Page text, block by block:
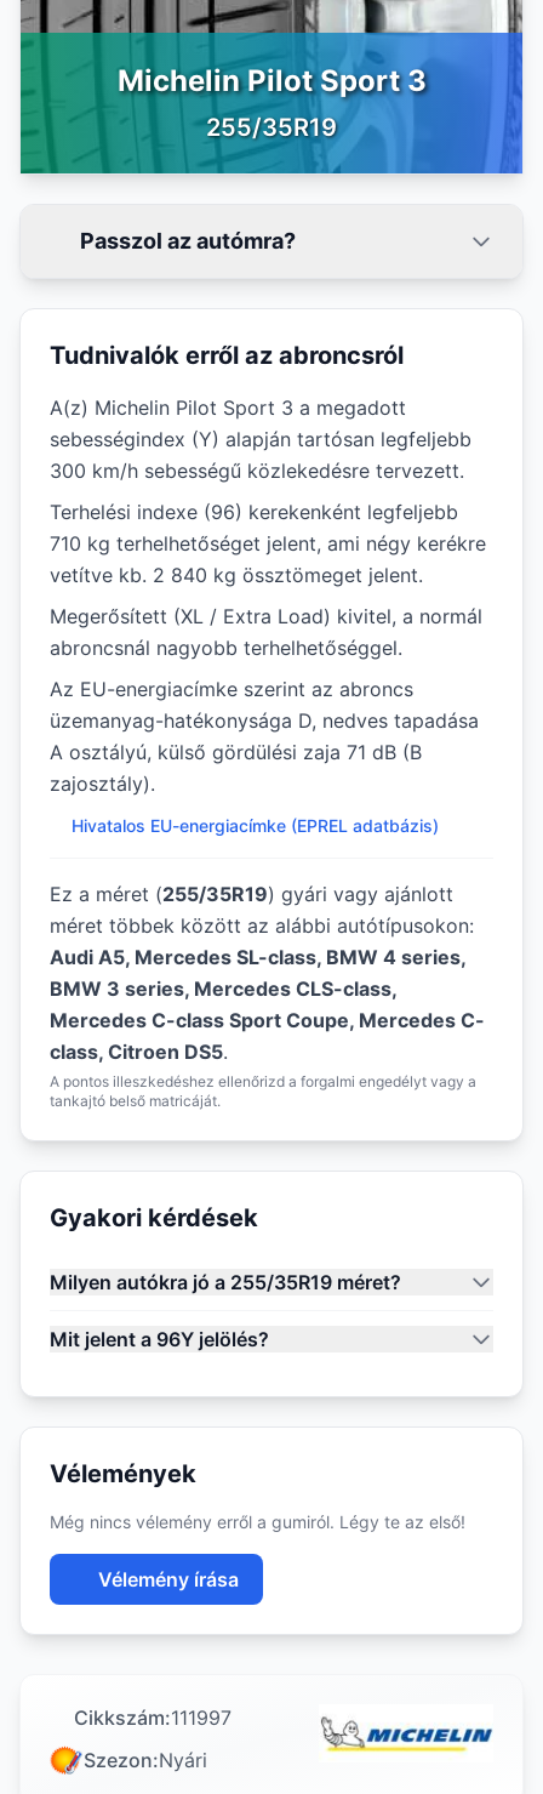
Michelin Pilot Sport 3
255/35R19
Passzol az autómra?
Tudnivalók erről az abroncsról
A(z) Michelin Pilot Sport 3 a megadott
sebességindex (Y) alapján tartósan legfeljebb
300 km/h sebességű közlekedésre tervezett.
Terhelési indexe (96) kerekenként legfeljebb
710 kg terhelhetőséget jelent, ami négy kerékre
vetítve kb. 2 840 kg össztömeget jelent.
Megerősített (XL / Extra Load) kivitel, a normál
abroncsnál nagyobb terhelhetőséggel.
Az EU-energiacímke szerint az abroncs
üzemanyag-hatékonysága D, nedves tapadása
A osztályú, külső gördülési zaja 71 dB (B
zajosztály).
Hivatalos EU-energiacímke (EPREL adatbázis)
Ez a méret (255/35R19) gyári vagy ajánlott
méret többek között az alábbi autótípusokon:
Audi A5, Mercedes SL-class, BMW 4 series,
BMW 3 series, Mercedes CLS-class,
Mercedes C-class Sport Coupe, Mercedes C-
class, Citroen DS5.
A pontos illeszkedéshez ellenőrizd a forgalmi engedélyt vagy a
tankajtó belső matricáját.
Gyakori kérdések
Milyen autókra jó a 255/35R19 méret?
Mit jelent a 96Y jelölés?
Vélemények
Még nincs vélemény erről a gumiról. Légy te az első!
Vélemény írása
Cikkszám:111997
Szezon:Nyári